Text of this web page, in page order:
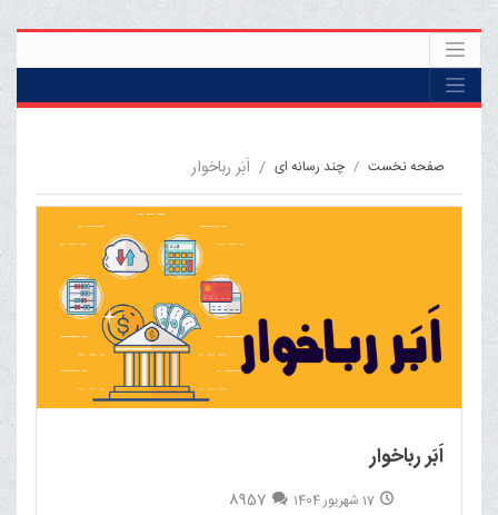
صفحه نخست چند رسانه ای اَبَر رباخوار
اَبَر رباخوار
17 شهریور 1404 8957